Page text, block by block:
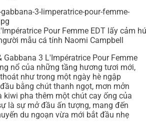
Pour Femme EDT lấy cảm
mẫu cá tính Naomi Campbell
Gabbana 3 L'Impératrice Pour Femme
nổ của những tầng hương tươi mới,
như trong một ngày hè ngập
bằng chút thanh ngọt, mơn mởn
kiwi pha thêm một chút cay ống của
là sự mở đầu ấn tượng, mang đến
du ngoạn vừa mới bắt đầu nhẹ